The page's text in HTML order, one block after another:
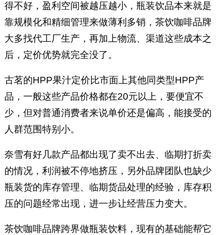
得不好，盈利空间被越压越小，瓶装饮品本来就是
靠规模化和精细管理来做薄利多销，茶饮咖啡品牌
大多找代工厂生产，再加上物流、渠道这些成本之
后，定价优势就完全没了。
古茗的HPP果汁定价比市面上其他同类型HPP产
品，一般这些产品价格都在20元以上，要便宜不
少，但对普通消费者来说单价还是偏高，能接受的
人群范围特别小。
奈雪有好几款产品都出现了卖不出去、临期打折卖
的情况，利润被不停地挤压，另外品牌团队也缺少
瓶装货的库存管理、临期货品处理的经验，库存积
压的问题经常出现，进一步让经营压力变大。
茶饮咖啡品牌跨界做瓶装饮料，现有的基础能帮它